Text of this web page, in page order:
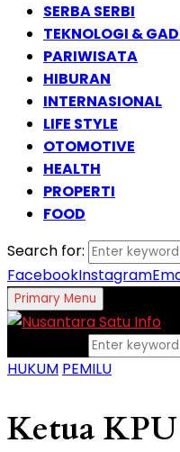
SERBA SERBI
TEKNOLOGI &
PARIWISATA
HIBURAN
INTERNASIONAL
LIFE STYLE
OTOMOTIVE
HEALTH
PROPERTI
FOOD
Search for:
FacebookInstagram
Primary Menu
HUKUM PEMILU
Ketua